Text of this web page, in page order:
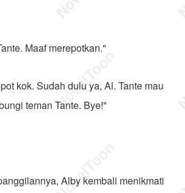
Maaf merepotkan."
kok. Sudah dulu ya, Al. Tante mau
teman Tante. Bye!"
Alby kembali menikmati